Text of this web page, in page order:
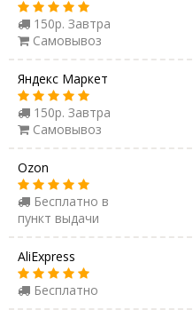
150р. Завтра
Самовывоз
Яндекс Маркет
150р. Завтра
Самовывоз
Ozon
Бесплатно в
пункт выдачи
AliExpress
Бесплатно